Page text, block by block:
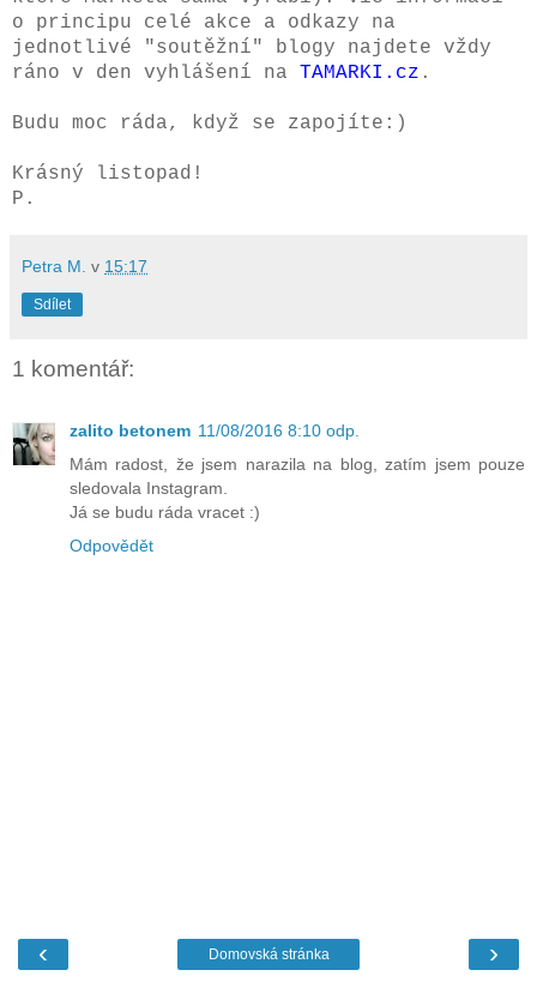
o principu celé akce a odkazy na
jednotlivé "soutěžní" blogy najdete vždy
ráno v den vyhlášení na TAMARKI.cz .
Budu moc ráda, když se zapojíte:)
Krásný listopad!
P.
Petra M. v 15:17
Sdílet
1 komentář:
zalito betonem 11/08/2016 8:10 odp.
Mám radost, že jsem narazila na blog, zatím jsem pouze
sledovala Instagram.
Já se budu ráda vracet :)
Odpovědět
‹ ›
Domovská stránka